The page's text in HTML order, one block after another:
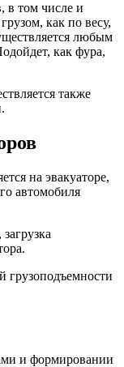
в том числе и
как по весу,
любым
как фура,
также
на эвакуаторе,
автомобиля
грузоподъемности
и формировании